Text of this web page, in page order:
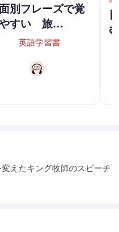
別フレーズで覚
すい 旅…
英語学習書
えたキング牧師のスピーチ